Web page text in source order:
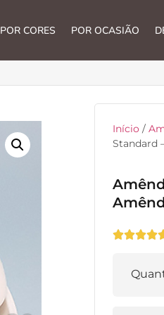
POR CORES POR OCASIÃO
Início /
Standard
